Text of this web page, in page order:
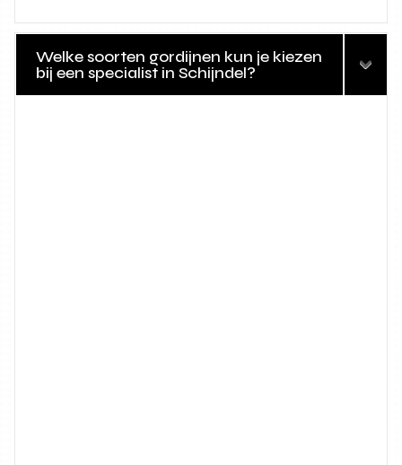
Welke soorten gordijnen kun je kiezen
bij een specialist in Schijndel?